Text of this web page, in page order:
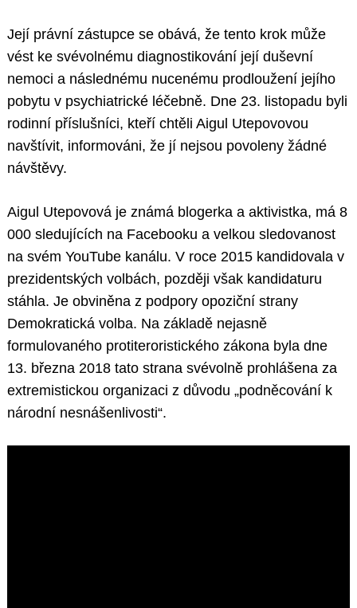
Její právní zástupce se obává, že tento krok může
vést ke svévolnému diagnostikování její duševní
nemoci a následnému nucenému prodloužení jejího
pobytu v psychiatrické léčebně. Dne 23. listopadu byli
rodinní příslušníci, kteří chtěli Aigul Utepovovou
navštívit, informováni, že jí nejsou povoleny žádné
návštěvy.
Aigul Utepovová je známá blogerka a aktivistka, má 8
000 sledujících na Facebooku a velkou sledovanost
na svém YouTube kanálu. V roce 2015 kandidovala v
prezidentských volbách, později však kandidaturu
stáhla. Je obviněna z podpory opoziční strany
Demokratická volba. Na základě nejasně
formulovaného protiteroristického zákona byla dne
13. března 2018 tato strana svévolně prohlášena za
extremistickou organizaci z důvodu „podněcování k
národní nesnášenlivosti“.